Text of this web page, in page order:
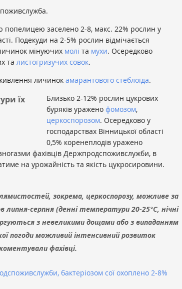
попелицею заселено 2-8, макс. 22% рослин у
Подекуди на 2-5% рослин відмічається
личинок мінуючих молі та мухи. Осередково
та листогризучих совок.
личинок амарантового стеблоїда.
їх
Близько 2-12% рослин цукрових
буряків уражено фомозом,
церкоспорозом. Осередково у
господарствах Вінницької області
0,5% коренеплодів уражено
фахівців Держпродспоживслужби, в
на урожайність та якість цукросировини.
зокрема, церкоспорозу, можливе за
липня-серпня (денні температури 20-25°С, нічні
з невеликими дощами або з випаданням
погоди можливий інтенсивний розвиток
фахівці.
бактеріозом сої охоплено 2-8%